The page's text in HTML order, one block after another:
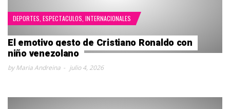
DEPORTES, ESPECTACULOS, INTERNACIONALES
El emotivo gesto de Cristiano Ronaldo con
niño venezolano
by Maria Andreina julio 4, 2026